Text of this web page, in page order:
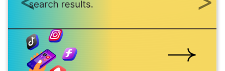
WANITA(0)
KECANTIKAN(7)